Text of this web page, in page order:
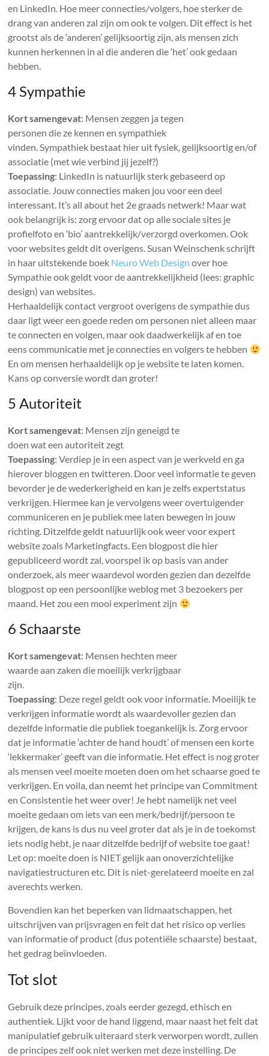
en LinkedIn. Hoe meer connecties/volgers, hoe sterker de
drang van anderen zal zijn om ook te volgen. Dit effect is het
grootst als de ‘anderen’ gelijksoortig zijn, als mensen zich
kunnen herkennen in al die anderen die ‘het’ ook gedaan
hebben.
4 Sympathie
Kort samengevat: Mensen zeggen ja tegen
personen die ze kennen en sympathiek
vinden. Sympathiek bestaat hier uit fysiek, gelijksoortig en/of
associatie (met wie verbind jij jezelf?)
Toepassing: LinkedIn is natuurlijk sterk gebaseerd op
associatie. Jouw connecties maken jou voor een deel
interessant. It’s all about het 2e graads netwerk! Maar wat
ook belangrijk is: zorg ervoor dat op alle sociale sites je
profielfoto en ‘bio’ aantrekkelijk/verzorgd overkomen. Ook
voor websites geldt dit overigens. Susan Weinschenk schrijft
in haar uitstekende boek Neuro Web Design over hoe
Sympathie ook geldt voor de aantrekkelijkheid (lees: graphic
design) van websites.
Herhaaldelijk contact vergroot overigens de sympathie dus
daar ligt weer een goede reden om personen niet alleen maar
te connecten en volgen, maar ook daadwerkelijk af en toe
eens communicatie met je connecties en volgers te hebben
En om mensen herhaaldelijk op je website te laten komen.
Kans op conversie wordt dan groter!
5 Autoriteit
Kort samengevat: Mensen zijn geneigd te
doen wat een autoriteit zegt
Toepassing: Verdiep je in een aspect van je werkveld en ga
hierover bloggen en twitteren. Door veel informatie te geven
bevorder je de wederkerigheid en kan je zelfs expertstatus
verkrijgen. Hiermee kan je vervolgens weer overtuigender
communiceren en je publiek mee laten bewegen in jouw
richting. Ditzelfde geldt natuurlijk ook weer voor expert
website zoals Marketingfacts. Een blogpost die hier
gepubliceerd wordt zal, voorspel ik op basis van ander
onderzoek, als meer waardevol worden gezien dan dezelfde
blogpost op een persoonlijke weblog met 3 bezoekers per
maand. Het zou een mooi experiment zijn
6 Schaarste
Kort samengevat: Mensen hechten meer
waarde aan zaken die moeilijk verkrijgbaar
zijn.
Toepassing: Deze regel geldt ook voor informatie. Moeilijk te
verkrijgen informatie wordt als waardevoller gezien dan
dezelfde informatie die publiek toegankelijk is. Zorg ervoor
dat je informatie ‘achter de hand houdt’ of mensen een korte
‘lekkermaker’ geeft van die informatie. Het effect is nog groter
als mensen veel moeite moeten doen om het schaarse goed te
verkrijgen. En voila, dan neemt het principe van Commitment
en Consistentie het weer over! Je hebt namelijk net veel
moeite gedaan om iets van een merk/bedrijf/persoon te
krijgen, de kans is dus nu veel groter dat als je in de toekomst
iets nodig hebt, je naar ditzelfde bedrijf of website toe gaat!
Let op: moeite doen is NIET gelijk aan onoverzichtelijke
navigatiestructuren etc. Dit is niet-gerelateerd moeite en zal
averechts werken.
Bovendien kan het beperken van lidmaatschappen, het
uitschrijven van prijsvragen en feit dat het risico op verlies
van informatie of product (dus potentiële schaarste) bestaat,
het gedrag beïnvloeden.
Tot slot
Gebruik deze principes, zoals eerder gezegd, ethisch en
authentiek. Lijkt voor de hand liggend, maar naast het feit dat
manipulatief gebruik uiteraard sterk verworpen wordt, zullen
de principes zelf ook niet werken met deze instelling. De